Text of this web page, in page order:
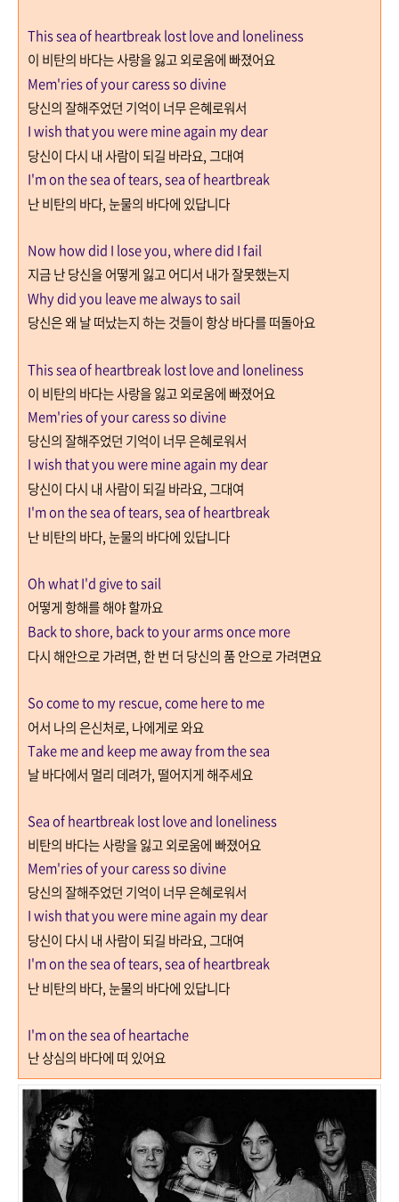
This sea of heartbreak lost love and loneliness
이 비탄의 바다는 사랑을 잃고 외로움에 빠졌어요
Mem'ries of your caress so divine
당신의 잘해주었던 기억이 너무 은혜로워서
I wish that you were mine again my dear
당신이 다시 내 사람이 되길 바라요,그대여
I'm on the sea of tears, sea of heartbreak
난 비탄의 바다,눈물의 바다에 있답니다
Now how did I lose you, where did I fail
지금 난 당신을 어떻게 잃고 어디서 내가 잘못했는지
Why did you leave me always to sail
당신은 왜 날 떠났는지 하는 것들이 항상 바다를 떠돌아요
This sea of heartbreak lost love and loneliness
이 비탄의 바다는 사랑을 잃고 외로움에 빠졌어요
Mem'ries of your caress so divine
당신의 잘해주었던 기억이 너무 은혜로워서
I wish that you were mine again my dear
당신이 다시 내 사람이 되길 바라요,그대여
I'm on the sea of tears, sea of heartbreak
난 비탄의 바다,눈물의 바다에 있답니다
Oh what I'd give to sail
어떻게 항해를 해야 할까요
Back to shore, back to your arms once more
다시 해안으로 가려면,한 번 더 당신의 품 안으로 가려면요
So come to my rescue, come here to me
어서 나의 은신처로, 나에게로 와요
Take me and keep me away from the sea
날 바다에서 멀리 데려가, 떨어지게 해주세요
Sea of heartbreak lost love and loneliness
비탄의 바다는 사랑을 잃고 외로움에 빠졌어요
Mem'ries of your caress so divine
당신의 잘해주었던 기억이 너무 은혜로워서
I wish that you were mine again my dear
당신이 다시 내 사람이 되길 바라요,그대여
I'm on the sea of tears, sea of heartbreak
난 비탄의 바다,눈물의 바다에 있답니다
I'm on the sea of heartache
난 상심의 바다에 떠 있어요